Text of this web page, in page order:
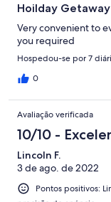
Hoilday Getaway
Very convenient to
you required
Hospedou-se por 7
0
Avaliação verificada
10/10 -
Lincoln F.
3 de ago. de 2022
Pontos positivos: